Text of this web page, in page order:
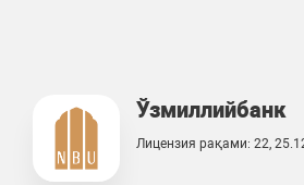
Ўзмиллийбанк
Лицензия рақами: 22,